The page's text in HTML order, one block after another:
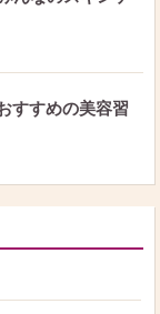
すすめの美容習